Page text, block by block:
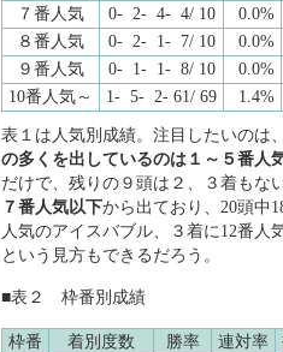
７番人気
0- 2- 4- 4/ 10 0.0%
８番人気
0- 2- 1- 7/ 10 0.0%
９番人気
0- 1- 1- 8/ 10 0.0%
10番人気～
1- 5- 2- 61/ 69 1.4%
表１は人気別成績。注目したいのは
の多くを出しているのは１～５番人
だけで、残りの９頭は２、３着もな
７番人気以下から出ており、20頭中
人気のアイスバブル、３着に12番人
という見方もできるだろう。
■表２ 枠番別成績
枠番 着別度数 勝率 連対率